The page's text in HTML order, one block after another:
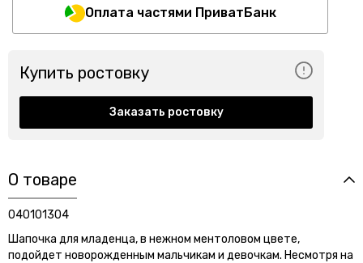
Оплата частями ПриватБанк
Купить ростовку
Заказать ростовку
О товаре
040101304
Шапочка для младенца, в нежном ментоловом цвете,
подойдет новорожденным мальчикам и девочкам. Несмотря на